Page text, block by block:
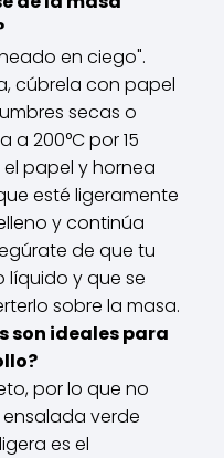
en ciego".
cúbrela con papel
secas o
a 200°C por 15
el papel y hornea
esté ligeramente
y continúa
de que tu
líquido y que se
sobre la masa.
son ideales para
por lo que no
verde
es el